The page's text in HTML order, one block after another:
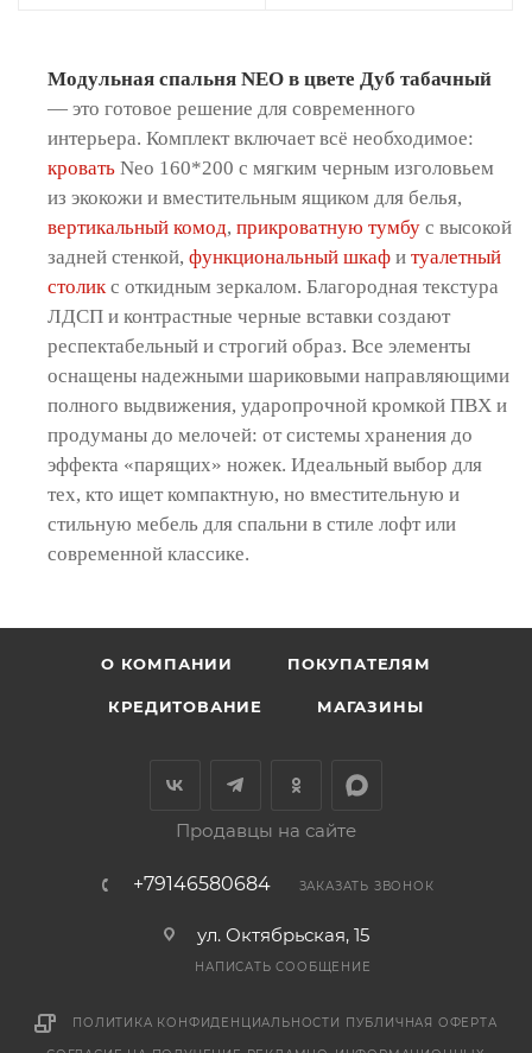
Модульная спальня NEO в цвете Дуб табачный
— это готовое решение для современного
интерьера. Комплект включает всё необходимое:
кровать Neo 160*200 с мягким черным изголовьем
из экокожи и вместительным ящиком для белья,
вертикальный комод, прикроватную тумбу с высокой
задней стенкой, функциональный шкаф и туалетный
столикс откидным зеркалом. Благородная текстура
ЛДСП и контрастные черные вставки создают
респектабельный и строгий образ. Все элементы
оснащены надежными шариковыми направляющими
полного выдвижения, ударопрочной кромкой ПВХ и
продуманы до мелочей: от системы хранения до
эффекта «парящих» ножек. Идеальный выбор для
тех, кто ищет компактную, но вместительную и
стильную мебель для спальни в стиле лофт или
современной классике.
О КОМПАНИИ ПОКУПАТЕЛЯМ
КРЕДИТОВАНИЕ МАГАЗИНЫ
Продавцы на сайте
+79146580684 ЗАКАЗАТЬ ЗВОНОК
ул. Октябрьская, 15
НАПИСАТЬ СООБЩЕНИЕ
ПОЛИТИКА КОНФИДЕНЦИАЛЬНОСТИ ПУБЛИЧНАЯ ОФЕРТА